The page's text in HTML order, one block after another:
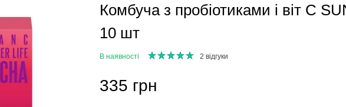
Комбуча з пробіотиками і віт С
10 шт
В наявності 2 відгуки
335 грн